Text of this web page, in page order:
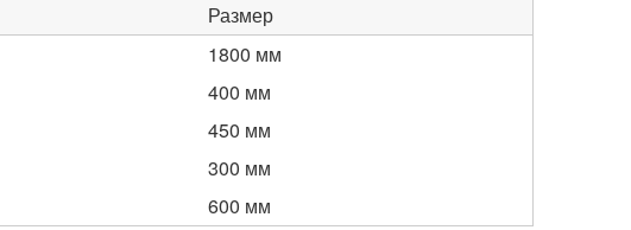
Размер
1800 мм
400 мм
450 мм
300 мм
600 мм